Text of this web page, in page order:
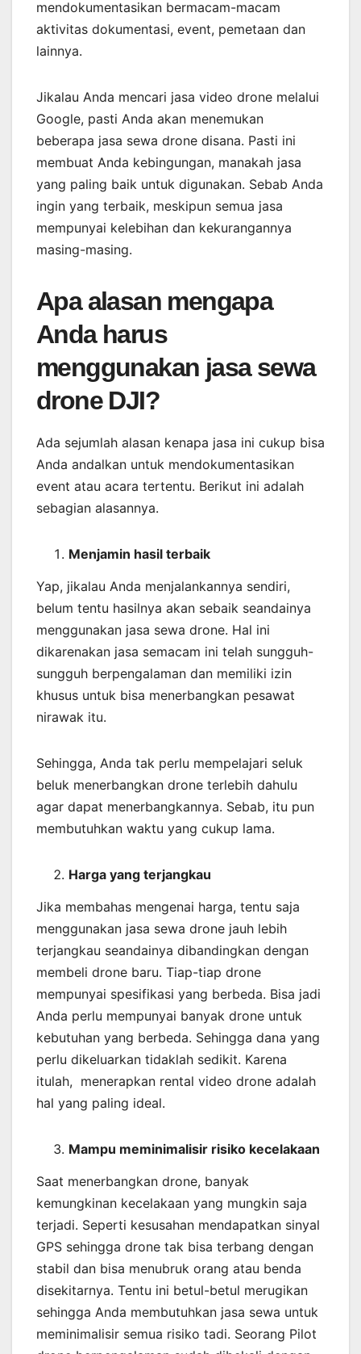
mendokumentasikan bermacam-macam
aktivitas dokumentasi, event, pemetaan dan
lainnya.
Jikalau Anda mencari jasa video drone melalui
Google, pasti Anda akan menemukan
beberapa jasa sewa drone disana. Pasti ini
membuat Anda kebingungan, manakah jasa
yang paling baik untuk digunakan. Sebab Anda
ingin yang terbaik, meskipun semua jasa
mempunyai kelebihan dan kekurangannya
masing-masing.
Apa alasan mengapa
Anda harus
menggunakan jasa sewa
drone DJI?
Ada sejumlah alasan kenapa jasa ini cukup bisa
Anda andalkan untuk mendokumentasikan
event atau acara tertentu. Berikut ini adalah
sebagian alasannya.
Menjamin hasil terbaik
Yap, jikalau Anda menjalankannya sendiri,
belum tentu hasilnya akan sebaik seandainya
menggunakan jasa sewa drone. Hal ini
dikarenakan jasa semacam ini telah sungguh-
sungguh berpengalaman dan memiliki izin
khusus untuk bisa menerbangkan pesawat
nirawak itu.
Sehingga, Anda tak perlu mempelajari seluk
beluk menerbangkan drone terlebih dahulu
agar dapat menerbangkannya. Sebab, itu pun
membutuhkan waktu yang cukup lama.
Harga yang terjangkau
Jika membahas mengenai harga, tentu saja
menggunakan jasa sewa drone jauh lebih
terjangkau seandainya dibandingkan dengan
membeli drone baru. Tiap-tiap drone
mempunyai spesifikasi yang berbeda. Bisa jadi
Anda perlu mempunyai banyak drone untuk
kebutuhan yang berbeda. Sehingga dana yang
perlu dikeluarkan tidaklah sedikit. Karena
itulah, menerapkan rental video drone adalah
hal yang paling ideal.
Mampu meminimalisir risiko kecelakaan
Saat menerbangkan drone, banyak
kemungkinan kecelakaan yang mungkin saja
terjadi. Seperti kesusahan mendapatkan sinyal
GPS sehingga drone tak bisa terbang dengan
stabil dan bisa menubruk orang atau benda
disekitarnya. Tentu ini betul-betul merugikan
sehingga Anda membutuhkan jasa sewa untuk
meminimalisir semua risiko tadi. Seorang Pilot